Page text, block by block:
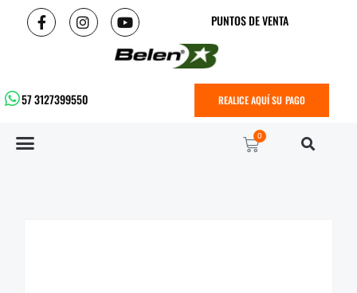
PUNTOS DE VENTA
57 3127399550 REALICE AQUÍ SU PAGO
0